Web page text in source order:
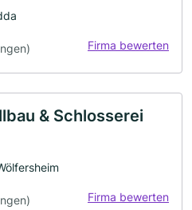
Firma bewerten
& Schlosserei
Firma bewerten